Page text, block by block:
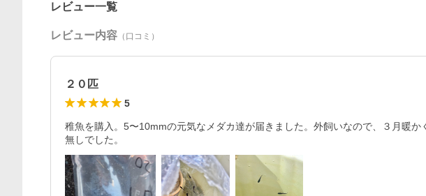
レビュー一覧
レビュー内容 （口コミ）
２０匹
5
稚魚を購入。5〜10mmの元気なメダカ達が届きました。外飼いなので、３月暖
無しでした。